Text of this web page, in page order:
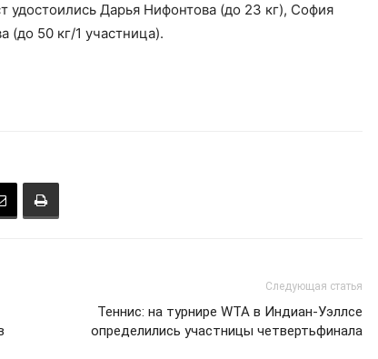
удостоились Дарья Нифонтова (до 23 кг), София
(до 50 кг/1 участница).
Следующая статья
Теннис: на турнире WTA в Индиан-Уэллсе
определились участницы четвертьфинала